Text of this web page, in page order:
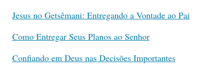
Jesus no Getsêmani: Entregando a Vontade ao Pai
Como Entregar Seus Planos ao Senhor
Confiando em Deus nas Decisões Importantes